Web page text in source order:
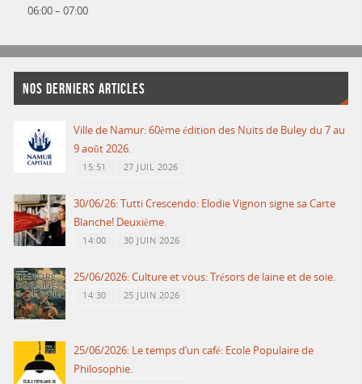
06:00– 07:00
NOS DERNIERS ARTICLES
Ville de Namur: 60ème édition des Nuits de Buley du 7 au
9 août 2026.
15:51 27 JUIL 2026
30/06/26: Tutti Crescendo: Elodie Vignon signe sa Carte
Blanche! Deuxième.
14:00 30 JUIN 2026
25/06/2026: Culture et vous: Trésors de laine et de soie.
14:30 25 JUIN 2026
25/06/2026: Le temps d’un café: Ecole Populaire de
Philosophie.